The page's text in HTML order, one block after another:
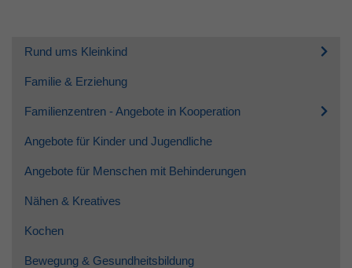
Rund ums Kleinkind
Familie & Erziehung
Familienzentren - Angebote in Kooperation
Angebote für Kinder und Jugendliche
Angebote für Menschen mit Behinderungen
Nähen & Kreatives
Kochen
Bewegung & Gesundheitsbildung